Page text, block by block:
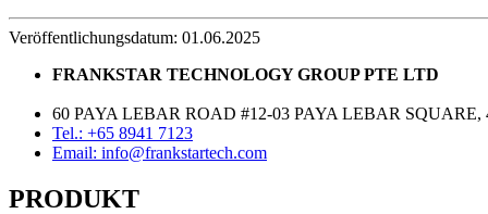
Veröffentlichungsdatum: 01.06.2025
FRANKSTAR TECHNOLOGY GROUP PTE LTD
60 PAYA LEBAR ROAD #12-03 PAYA LEBAR SQUARE,
Tel.: +65 8941 7123
Email: info@frankstartech.com
PRODUKT